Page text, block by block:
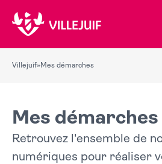
Villejuif»Mes démarches
Mes démarches
Retrouvez l'ensemble de
numériques pour réaliser